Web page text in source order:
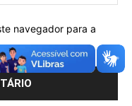
navegador para a